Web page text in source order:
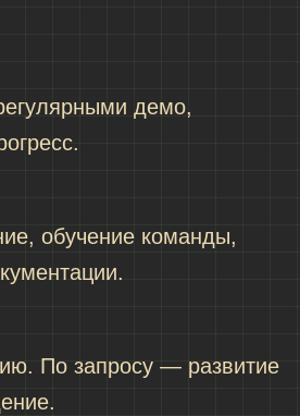
демо,
обучение команды,
По запросу — развитие